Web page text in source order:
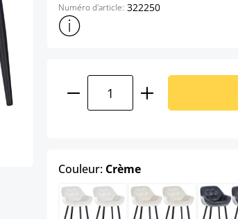
Numéro d'article: 322250
Afficher plus d'informations sur le
Quantité de produit :
Couleur: Crèmeselect